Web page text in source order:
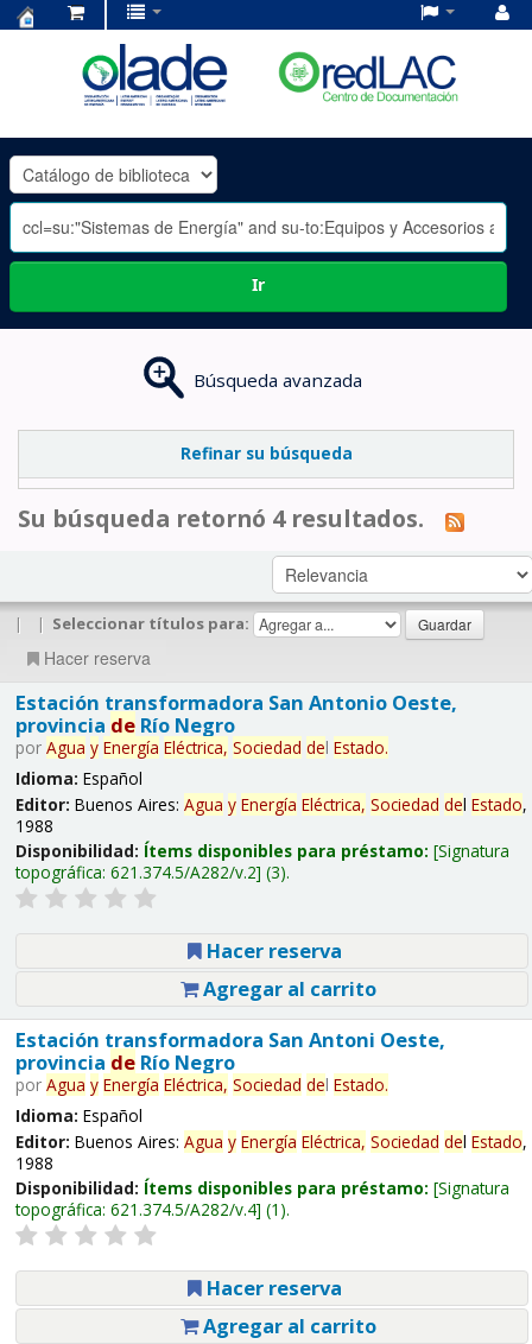
OLADE
-
Ir
Búsqueda avanzada
Refinar su búsqueda
Su búsqueda retornó 4 resultados.
| | Seleccionar títulos para:
Hacer reserva
Estación transformadora San Antonio Oeste,
provincia deRío Negro
por Agua y Energía Eléctrica, Sociedad del Estado.
Idioma: Español
Editor: Buenos Aires: Agua y Energía Eléctrica, Sociedad del Estado,
1988
Disponibilidad: Ítems disponibles para préstamo: Signatura
topográfica: 621.374.5/A282/v.2 (3).
Hacer reserva
Agregar al carrito
Estación transformadora San Antoni Oeste,
provincia deRío Negro
por Agua y Energía Eléctrica, Sociedad del Estado.
Idioma: Español
Editor: Buenos Aires: Agua y Energía Eléctrica, Sociedad del Estado,
1988
Disponibilidad: Ítems disponibles para préstamo: Signatura
topográfica: 621.374.5/A282/v.4 (1).
Hacer reserva
Agregar al carrito